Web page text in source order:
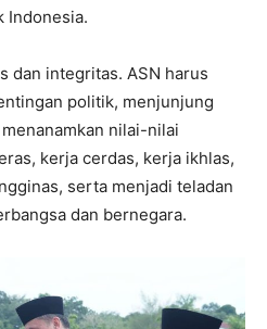
Indonesia.
dan integritas. ASN harus
politik, menjunjung
nilai-nilai
kerja cerdas, kerja ikhlas,
serta menjadi teladan
dan bernegara.